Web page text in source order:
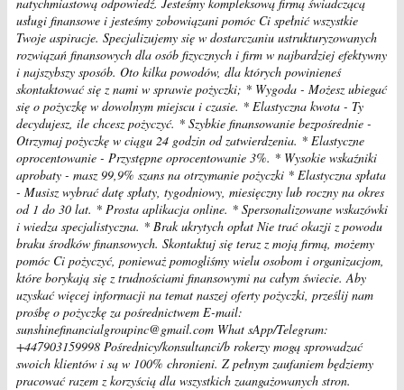
usługi finansowe i jesteśmy zobowiązani pomóc Ci spełnić wszystkie
Twoje aspiracje. Specjalizujemy się w dostarczaniu ustrukturyzowanych
rozwiązań finansowych dla osób fizycznych i firm w najbardziej efektywny
i najszybszy sposób. Oto kilka powodów, dla których powinieneś
skontaktować się z nami w sprawie pożyczki; * Wygoda - Możesz ubiegać
się o pożyczkę w dowolnym miejscu i czasie. * Elastyczna kwota - Ty
decydujesz, ile chcesz pożyczyć. * Szybkie finansowanie bezpośrednie -
Otrzymaj pożyczkę w ciągu 24 godzin od zatwierdzenia. * Elastyczne
oprocentowanie - Przystępne oprocentowanie 3%. * Wysokie wskaźniki
aprobaty - masz 99,9% szans na otrzymanie pożyczki * Elastyczna spłata
- Musisz wybrać datę spłaty, tygodniowy, miesięczny lub roczny na okres
od 1 do 30 lat. * Prosta aplikacja online. * Spersonalizowane wskazówki
i wiedza specjalistyczna. * Brak ukrytych opłat Nie trać okazji z powodu
braku środków finansowych. Skontaktuj się teraz z moją firmą, możemy
pomóc Ci pożyczyć, ponieważ pomogliśmy wielu osobom i organizacjom,
które borykają się z trudnościami finansowymi na całym świecie. Aby
uzyskać więcej informacji na temat naszej oferty pożyczki, prześlij nam
prośbę o pożyczkę za pośrednictwem E-mail:
sunshinefinancialgroupinc@gmail.com What sApp/Telegram:
+447903159998 Pośrednicy/konsultanci/b rokerzy mogą sprowadzać
swoich klientów i są w 100% chronieni. Z pełnym zaufaniem będziemy
pracować razem z korzyścią dla wszystkich zaangażowanych stron.